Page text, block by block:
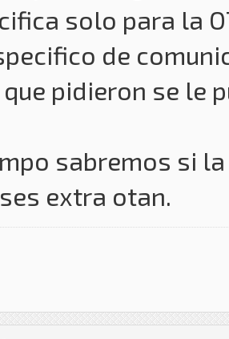
solo para la
de
pidieron se le
sabremos si
extra otan.